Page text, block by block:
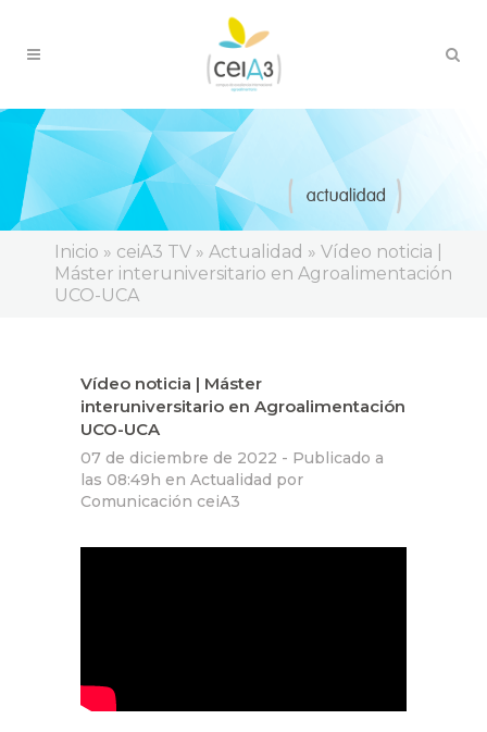
Inicio » ceiA3 TV » Actualidad » Vídeo noticia |
Máster interuniversitario en Agroalimentación
UCO-UCA
Vídeo noticia | Máster
interuniversitario en Agroalimentación
UCO-UCA
07 de diciembre de 2022 - Publicado a
las 08:49h en Actualidad por
Comunicación ceiA3